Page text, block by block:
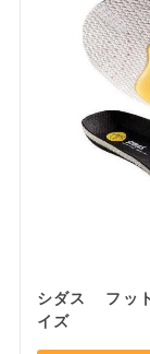
シダス フッ
イズ